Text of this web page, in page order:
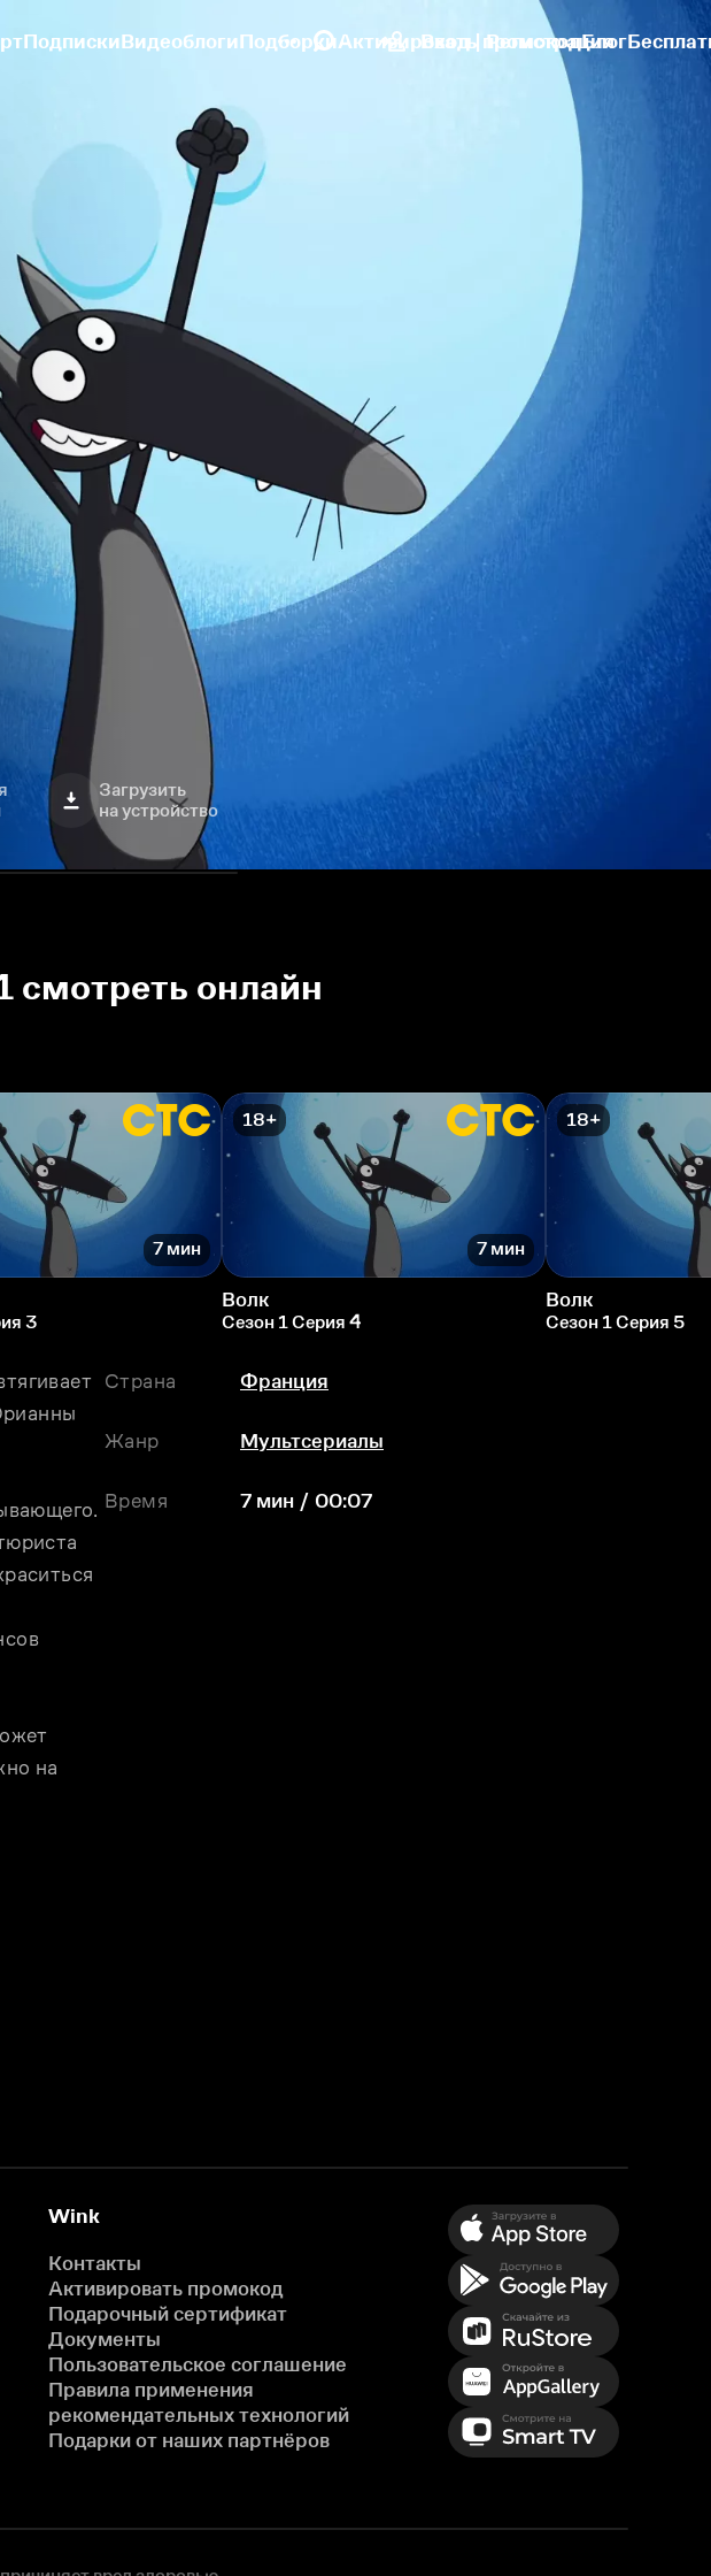
ПодпискиВидеоблогиПодборкиАктивировать промокодБлог
Вход | Регистрация
Загрузить
на устройство
смотреть онлайн
7 мин
3
18+
7 мин
Волк
Сезон 1 Серия 4
18+
Волк
Сезон 1 Серия 5
на
Страна Франция
Жанр Мультсериалы
Время 7 мин / 00:07
Wink
Контакты
Активировать промокод
Подарочный сертификат
Документы
Пользовательское соглашение
Правила применения
рекомендательных технологий
Подарки от наших партнёров